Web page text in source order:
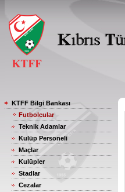
KTFF Bilgi Bankası
Futbolcular
Teknik Adamlar
Kulüp Personeli
Maçlar
Kulüpler
Stadlar
Cezalar